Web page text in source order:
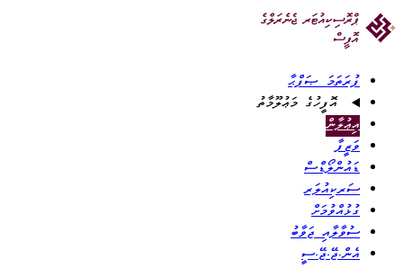
ފުރަތަމަ ޞަފްޙާ
އޮފީހުގެ މަޢުލޫމާތު
އިޢުލާން
ވަޒީފާ
ޑައުންލޯޑްސް
ސަރކިއުލަރ
ގުޅުއްވުމަށް
ސުވާލާއި ޖަވާބު
އެން.ޖޭ.ޖޭ.ސީ